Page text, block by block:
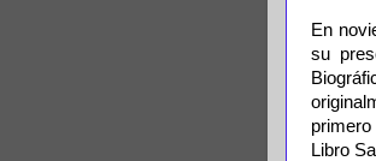
En
su
Libro